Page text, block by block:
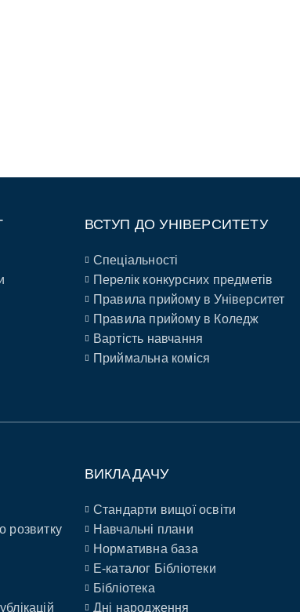
ВСТУП ДО УНІВЕРСИТЕТУ
Спеціальності
Перелік конкурсних предметів
Правила прийому в Університет
Правила прийому в Коледж
Вартість навчання
Приймальна коміся
розвитку
ВИКЛАДАЧУ
Стандарти вищої освіти
Навчальні плани
Нормативна база
E-каталог Бібліотеки
Бібліотека
Дні народження